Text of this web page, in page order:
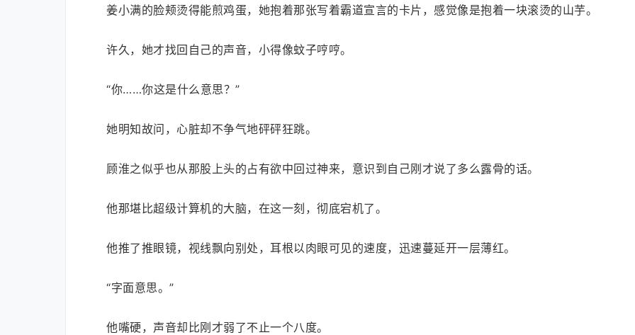
姜小满的脸颊烫得能煎鸡蛋，她抱着那张写着霸道宣言的卡片，感觉像是抱着一块滚烫的山芋。
许久，她才找回自己的声音，小得像蚊子哼哼。
“你……你这是什么意思？”
她明知故问，心脏却不争气地砰砰狂跳。
顾淮之似乎也从那股上头的占有欲中回过神来，意识到自己刚才说了多么露骨的话。
他那堪比超级计算机的大脑，在这一刻，彻底宕机了。
他推了推眼镜，视线飘向别处，耳根以肉眼可见的速度，迅速蔓延开一层薄红。
“字面意思。”
他嘴硬，声音却比刚才弱了不止一个八度。